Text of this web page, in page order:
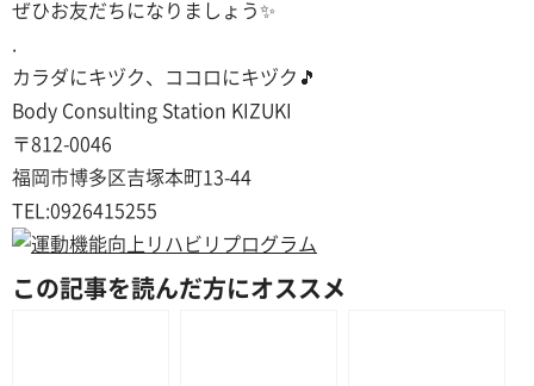
ぜひお友だちになりましょう✨
カラダにキヅク、ココロにキヅク 🎵
Body Consulting Station KIZUKI
〒812-0046
福岡市博多区吉塚本町13-44
TEL:0926415255
この記事を読んだ方にオススメ